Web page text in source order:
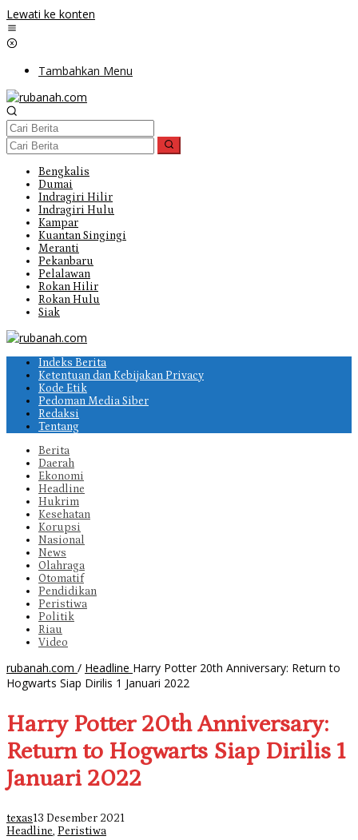
Lewati ke konten
Tambahkan Menu
Bengkalis
Dumai
Indragiri Hilir
Indragiri Hulu
Kampar
Kuantan Singingi
Meranti
Pekanbaru
Pelalawan
Rokan Hilir
Rokan Hulu
Siak
Indeks Berita
Ketentuan dan Kebijakan Privacy
Kode Etik
Pedoman Media Siber
Redaksi
Tentang
Berita
Daerah
Ekonomi
Headline
Hukrim
Kesehatan
Korupsi
Nasional
News
Olahraga
Otomatif
Pendidikan
Peristiwa
Politik
Riau
Video
rubanah.com / Headline Harry Potter 20th Anniversary: Return to
Hogwarts Siap Dirilis 1 Januari 2022
Harry Potter 20th Anniversary:
Return to Hogwarts Siap Dirilis 1
Januari 2022
texas13 Desember 2021
Headline, Peristiwa